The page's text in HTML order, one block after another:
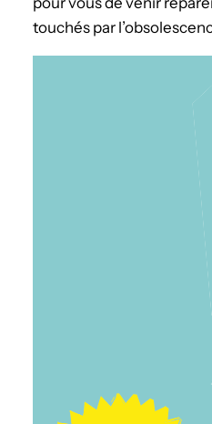
touchés par